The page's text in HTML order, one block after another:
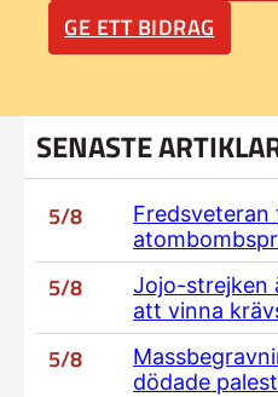
GE ETT BIDRAG
SENASTE
5/8
Fredsveteran
5/8
Jojo-strejken
att vinna
5/8
dödade